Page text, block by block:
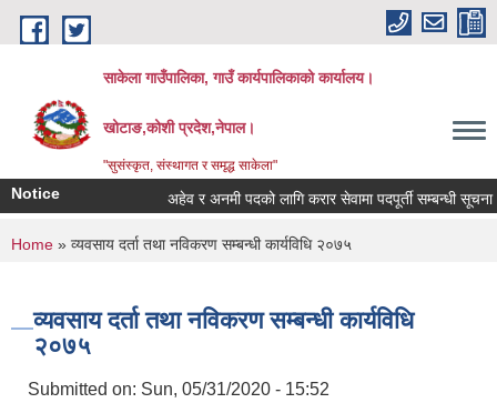
Skip to main content
साकेला गाउँपालिका, गाउँ कार्यपालिकाको कार्यालय।
खोटाङ,कोशी प्रदेश,नेपाल।
"सुसंस्कृत, संस्थागत र समृद्ध साकेला"
Notice अहेव र अनमी पदको लागि करार सेवामा पदपूर्ती सम्बन्धी सूचना
You are here
Home » व्यवसाय दर्ता तथा नविकरण सम्बन्धी कार्यविधि २०७५
व्यवसाय दर्ता तथा नविकरण सम्बन्धी कार्यविधि
२०७५
Submitted on: Sun, 05/31/2020 - 15:52